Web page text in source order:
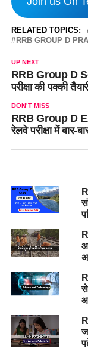
RELATED TOPICS:
RRB GROUP D
UP NEXT
RRB Group D
परीक्षा की पक्की
DON'T MISS
RRB Group D
रेलवे परीक्षा में बार-
से